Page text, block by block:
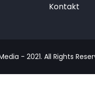
Kontakt
- 2021. All Rights